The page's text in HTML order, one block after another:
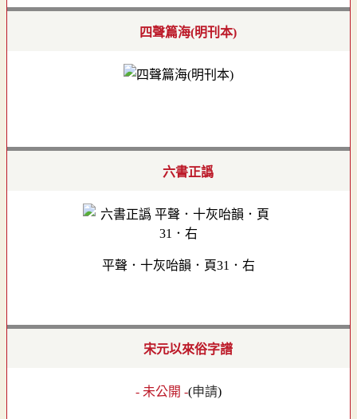
四聲篇海(明刊本)
六書正譌
平聲．十灰咍韻．頁31．右
宋元以來俗字譜
- 未公開 -(申請)